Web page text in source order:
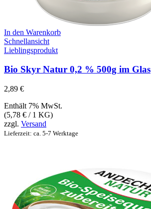
In den Warenkorb
Schnellansicht
Lieblingsprodukt
Bio Skyr Natur 0,2 % 500g im Glas
2,89 €
Enthält 7% MwSt.
(5,78 € / 1 KG)
zzgl. Versand
Lieferzeit: ca. 5-7 Werktage